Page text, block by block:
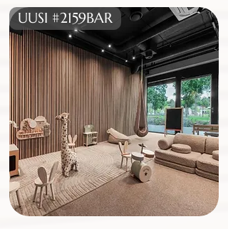
UUSI #2159BAR